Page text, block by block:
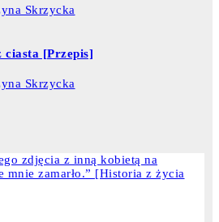
Skrzycka
ciasta [Przepis]
Skrzycka